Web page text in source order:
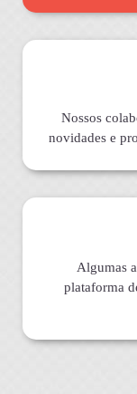
Nossos
novidades e
Algumas
plataforma